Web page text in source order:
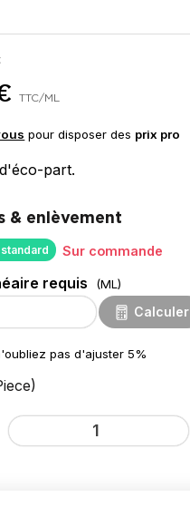
TTC/ML
pour disposer des prix pro
part.
& enlèvement
Sur commande
requis (ML)
Calculer
pas d'ajuster 5%